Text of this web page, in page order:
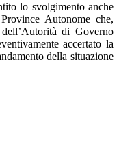
lo svolgimento anche
Autonome che,
di Governo
accertato la
della situazione